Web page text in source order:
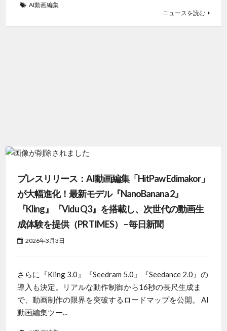
AI動画編集
ニュースを読む
プレスリリース：AI動画編集「HitPaw Edimakor」
が大幅進化！最新モデル『NanoBanana 2』
『Kling』『Vidu Q3』を搭載し、次世代の動画生
成体験を提供（PR TIMES） – 毎日新聞
2026年3月3日
さらに『Kling 3.0』『Seedram 5.0』『Seedance 2.0』の
導入も決定。リアルな動作制御から16秒の長尺生成ま
で、動画制作の限界を突破するロードマップを公開。 AI
動画編集ツー...